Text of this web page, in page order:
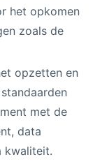
het opkomen
zoals de
opzetten en
met de
data
kwaliteit.